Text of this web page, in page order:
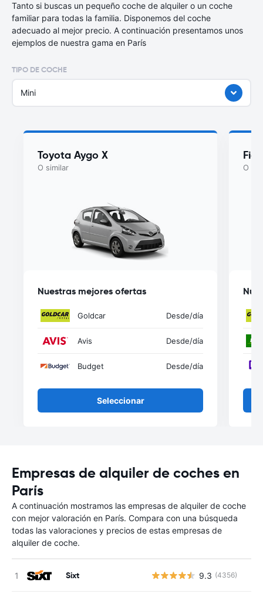
Tanto si buscas un pequeño coche de alquiler o un coche
familiar para todas la familia. Disponemos del coche
adecuado al mejor precio. A continuación presentamos unos
ejemplos de nuestra gama en París
TIPO DE COCHE
Mini
Toyota Aygo X
O similar
Nuestras mejores ofertas
Goldcar Desde/día
Avis Desde/día
Budget Desde/día
Seleccionar
O
Empresas de alquiler de coches en
París
A continuación mostramos las empresas de alquiler de coche
con mejor valoración en París. Compara con una búsqueda
todas las valoraciones y precios de estas empresas de
alquiler de coche.
Sixt 9.3 (4356)